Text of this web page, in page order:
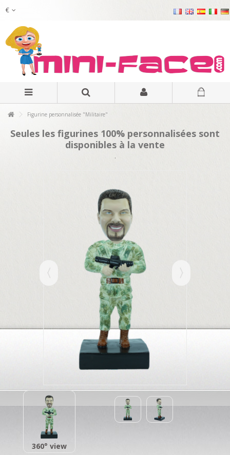
€
Figurine personnalisée "Militaire"
Seules les figurines 100% personnalisées sont
disponibles à la vente
.
360° view